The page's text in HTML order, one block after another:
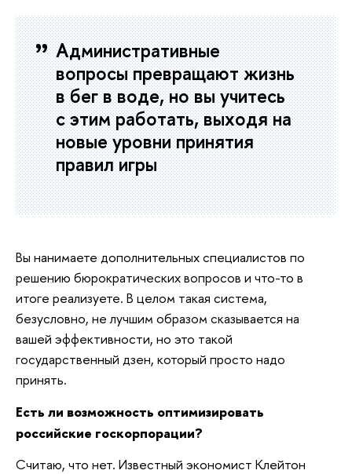
Административные
вопросы превращают жизнь
в бег в воде, но вы учитесь
с этим работать, выходя на
новые уровни принятия
правил игры
Вы нанимаете дополнительных специалистов по
решению бюрократических вопросов и что-то в
итоге реализуете. В целом такая система,
безусловно, не лучшим образом сказывается на
вашей эффективности, но это такой
государственный дзен, который просто надо
принять.
Есть ли возможность оптимизировать
российские госкорпорации?
Считаю, что нет. Известный экономист Клейтон